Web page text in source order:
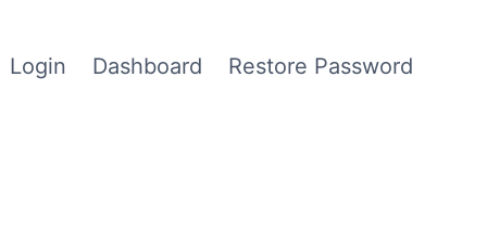
Login Dashboard Restore Password